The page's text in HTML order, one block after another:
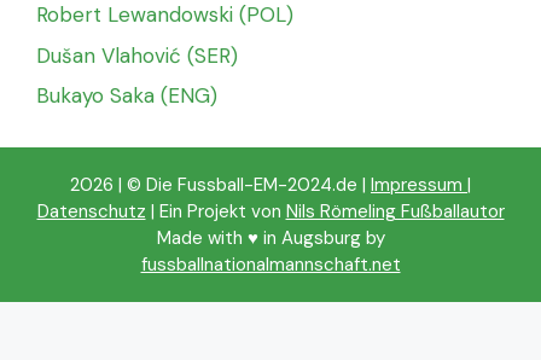
Robert Lewandowski (POL)
Dušan Vlahović (SER)
Bukayo Saka (ENG)
2026 | © Die Fussball-EM-2024.de | Impressum |
Datenschutz | Ein Projekt von Nils Römeling Fußballautor
Made with ♥️ in Augsburg by
fussballnationalmannschaft.net